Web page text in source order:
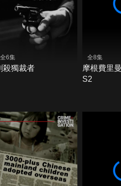
全6集
殺獨裁者
全8集
摩根費里
S2